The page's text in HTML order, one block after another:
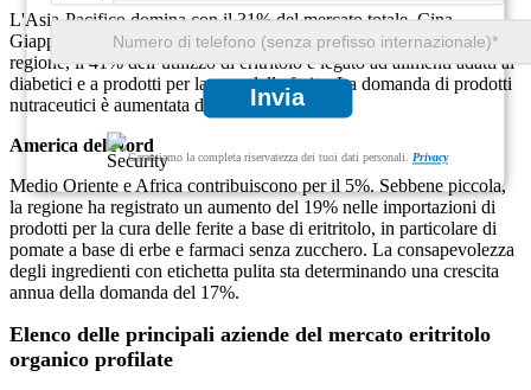
Invia
Garantiamo la completa riservatezza dei tuoi dati personali. Privacy
L'Asia-Pacifico domina con il 31% del mercato totale. Cina,
Giappone e Corea del Sud sono i principali contributori. In questa
regione, il 41% dell’utilizzo di eritritolo è legato ad alimenti adatti ai
diabetici e a prodotti per la cura delle ferite. La domanda di prodotti
nutraceutici è aumentata del 26% in un anno.
America del Nord
Medio Oriente e Africa contribuiscono per il 5%. Sebbene piccola,
la regione ha registrato un aumento del 19% nelle importazioni di
prodotti per la cura delle ferite a base di eritritolo, in particolare di
pomate a base di erbe e farmaci senza zucchero. La consapevolezza
degli ingredienti con etichetta pulita sta determinando una crescita
annua della domanda del 17%.
Elenco delle principali aziende del mercato eritritolo
organico profilate